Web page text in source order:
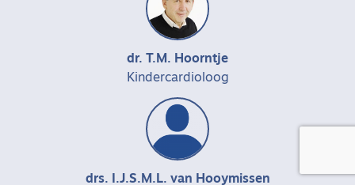
dr. T.M. Hoorntje
Kindercardioloog
drs. I.J.S.M.L. van Hooymissen